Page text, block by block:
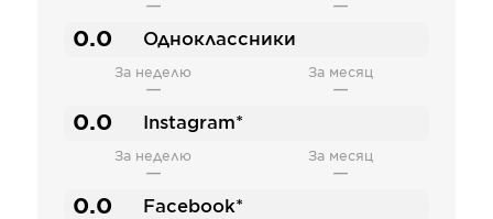
— —
0.0 Одноклассники
За неделю
—
За месяц
—
0.0 Instagram*
За неделю
—
За месяц
—
0.0 Facebook*